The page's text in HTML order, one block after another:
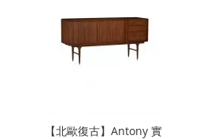
【北歐復古】Antony 實